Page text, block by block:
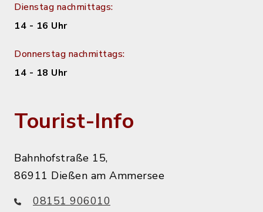
Dienstag nachmittags:
14 - 16 Uhr
Donnerstag nachmittags:
14 - 18 Uhr
Tourist-Info
Bahnhofstraße 15,
86911 Dießen am Ammersee
08151 906010